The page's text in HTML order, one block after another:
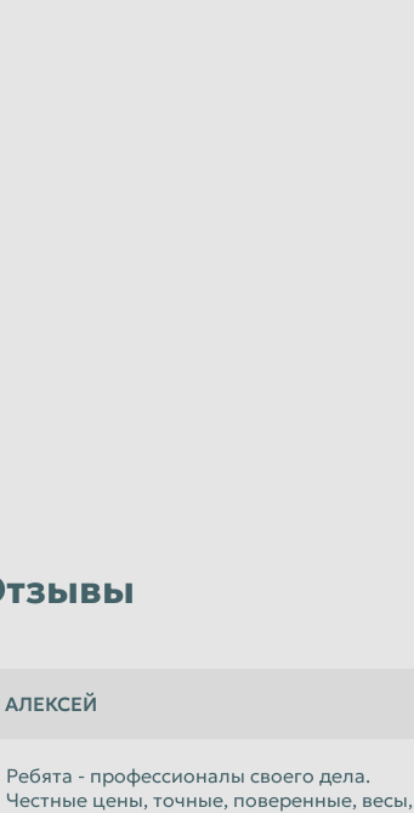
АЛЕКСЕЙ
Ребята - профессионалы своего дела.
Честные цены, точные, поверенные, весы,